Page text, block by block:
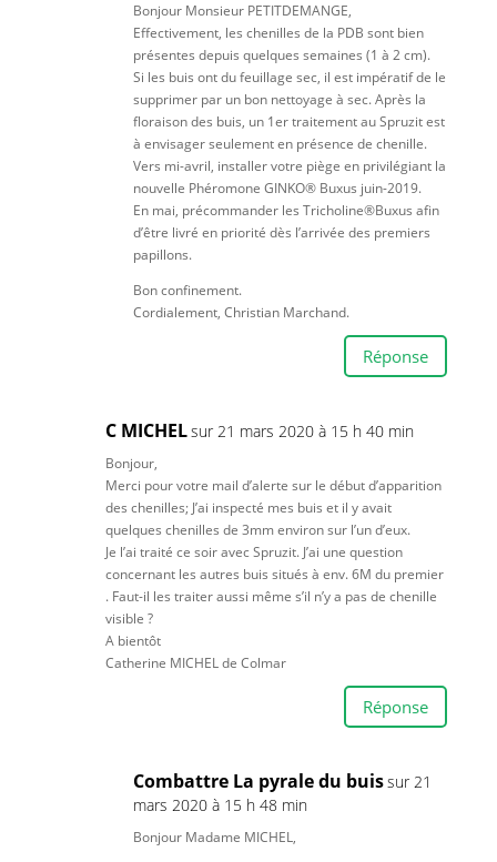
Bonjour Monsieur PETITDEMANGE,
Effectivement, les chenilles de la PDB sont bien
présentes depuis quelques semaines (1 à 2 cm).
Si les buis ont du feuillage sec, il est impératif de le
supprimer par un bon nettoyage à sec. Après la
floraison des buis, un 1er traitement au Spruzit est
à envisager seulement en présence de chenille.
Vers mi-avril, installer votre piège en privilégiant la
nouvelle Phéromone GINKO® Buxus juin-2019.
En mai, précommander les Tricholine®Buxus afin
d’être livré en priorité dès l’arrivée des premiers
papillons.
Bon confinement.
Cordialement, Christian Marchand.
Réponse
C MICHELsur 21 mars 2020 à 15 h 40 min
Bonjour,
Merci pour votre mail d’alerte sur le début d’apparition
des chenilles; J’ai inspecté mes buis et il y avait
quelques chenilles de 3mm environ sur l’un d’eux.
Je l’ai traité ce soir avec Spruzit. J’ai une question
concernant les autres buis situés à env. 6M du premier
. Faut-il les traiter aussi même s’il n’y a pas de chenille
visible ?
A bientôt
Catherine MICHEL de Colmar
Réponse
Combattre La pyrale du buissur 21
mars 2020 à 15 h 48 min
Bonjour Madame MICHEL,